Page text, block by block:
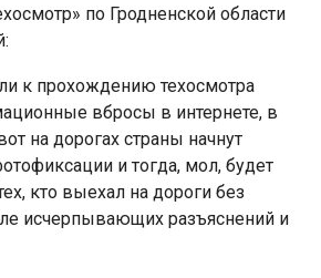
по Гродненской области
к прохождению техосмотра
вбросы в интернете, в
на дорогах страны начнут
и тогда, мол, будет
кто выехал на дороги без
исчерпывающих разъяснений и